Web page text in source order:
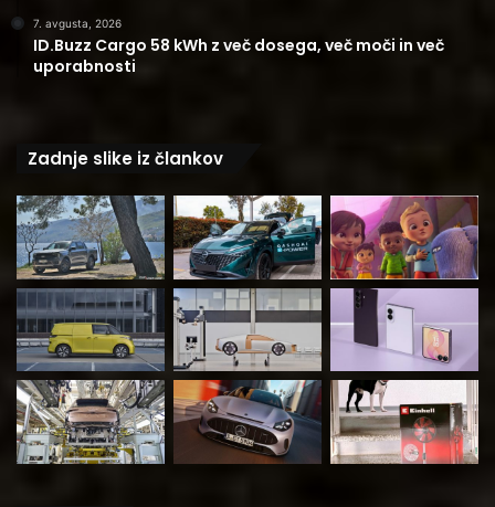
7. avgusta, 2026
ID.Buzz Cargo 58 kWh z več dosega, več moči in več
uporabnosti
Zadnje slike iz člankov